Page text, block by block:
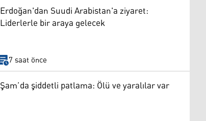
Erdoğan'dan Suudi Arabistan'a ziyaret:
Liderlerle bir araya gelecek
7 saat önce
Şam’da şiddetli patlama: Ölü ve yaralılar var